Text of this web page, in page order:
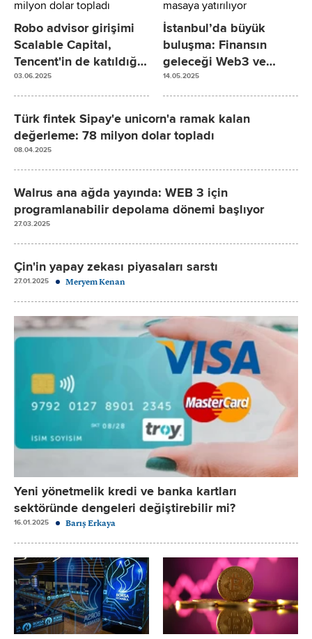
Robo advisor girişimi
Scalable Capital,
Tencent'in de katıldığı
Seri F'de 177 milyon
dolar topladı
03.06.2025
İstanbul’da büyük
buluşma: Finansın
geleceği Web3 ve
yapay zeka ile masaya
yatırılıyor
14.05.2025
Türk fintek Sipay'e unicorn'a ramak kalan
değerleme: 78 milyon dolar topladı
08.04.2025
Walrus ana ağda yayında: WEB 3 için
programlanabilir depolama dönemi başlıyor
27.03.2025
Çin'in yapay zekası piyasaları sarstı
27.01.2025 Meryem Kenan
Yeni yönetmelik kredi ve banka kartları
sektöründe dengeleri değiştirebilir mi?
16.01.2025 Barış Erkaya